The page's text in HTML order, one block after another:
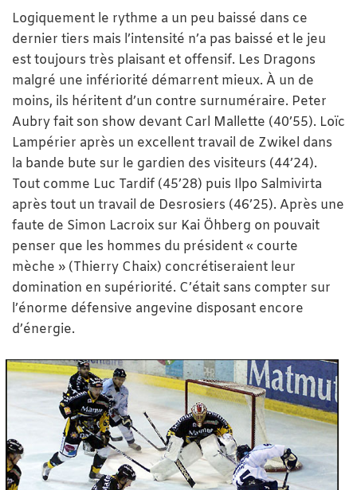
Logiquement le rythme a un peu baissé dans ce
dernier tiers mais l’intensité n’a pas baissé et le jeu
est toujours très plaisant et offensif. Les Dragons
malgré une infériorité démarrent mieux. À un de
moins, ils héritent d’un contre surnuméraire. Peter
Aubry fait son show devant Carl Mallette (40’55). Loïc
Lampérier après un excellent travail de Zwikel dans
la bande bute sur le gardien des visiteurs (44’24).
Tout comme Luc Tardif (45’28) puis Ilpo Salmivirta
après tout un travail de Desrosiers (46’25). Après une
faute de Simon Lacroix sur Kai Öhberg on pouvait
penser que les hommes du président « courte
mèche » (Thierry Chaix) concrétiseraient leur
domination en supériorité. C’était sans compter sur
l’énorme défensive angevine disposant encore
d’énergie.